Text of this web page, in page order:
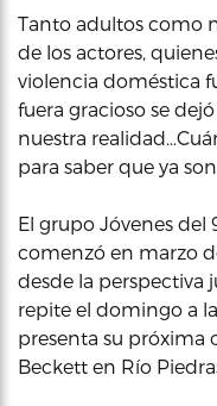
Tanto adultos como
de los actores,
violencia doméstica
fuera gracioso se
nuestra
para saber que ya
El grupo Jóvenes del
comenzó en marzo
desde la perspectiva
repite el domingo a
presenta su próxima
Beckett en Río